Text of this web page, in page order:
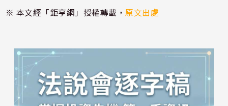
※ 本文經「鉅亨網」授權轉載，原文出處